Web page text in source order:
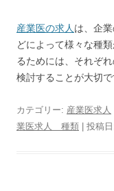
産業医の求人 は、企
どによって様々な種
るためには、それぞ
検討することが大切で
カテゴリー: 産業医求人
業医求人 種類 | 投稿